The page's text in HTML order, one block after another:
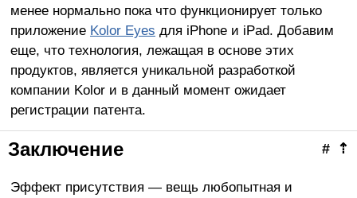
менее нормально пока что функционирует только
приложение Kolor Eyes для iPhone и iPad. Добавим
еще, что технология, лежащая в основе этих
продуктов, является уникальной разработкой
компании Kolor и в данный момент ожидает
регистрации патента.
⇡
#
Заключение
Эффект присутствия — вещь любопытная и